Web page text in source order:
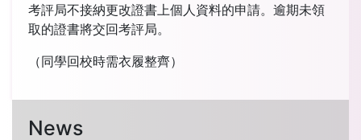
考評局不接納更改證書上個人資料的申請。逾期未領
取的證書將交回考評局。
（同學回校時需衣履整齊）
News